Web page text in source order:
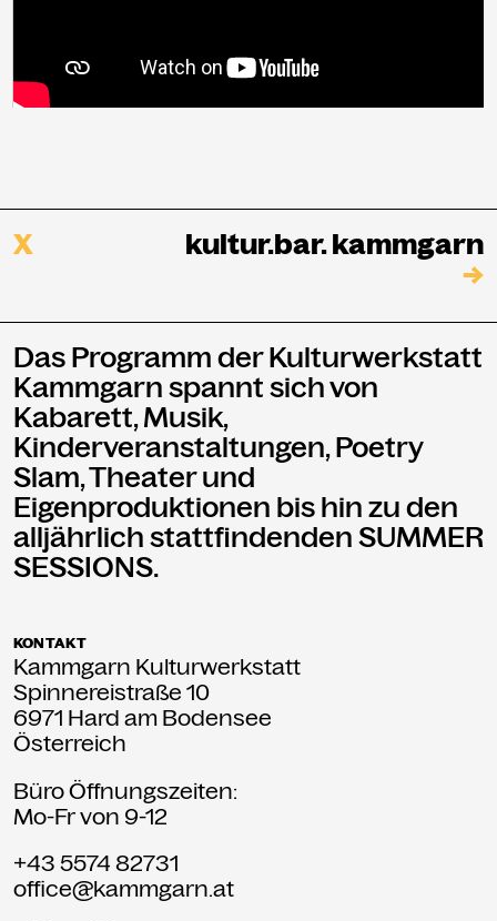
X
kultur.bar. kammgarn
→
Das Programm der Kulturwerkstatt
Kammgarn spannt sich von
Kabarett, Musik,
Kinderveranstaltungen, Poetry
Slam, Theater und
Eigenproduktionen bis hin zu den
alljährlich stattfindenden SUMMER
SESSIONS.
KONTAKT
Kammgarn Kulturwerkstatt
Spinnereistraße 10
6971 Hard am Bodensee
Österreich
Büro Öffnungszeiten:
Mo-Fr von 9-12
+43 5574 82731
office@kammgarn.at